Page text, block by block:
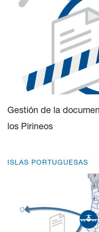
Gestión de la
los Pirineos
ISLAS PORTUGUESAS